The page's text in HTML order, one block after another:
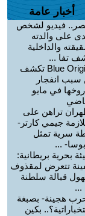
أخبار عامة
فيديو لشخص
على والدته
والداخلية
تفا ...
Blue Origin تكشف
انفجار
في مايو
تراهن على
جيمي كارتر-
سرية تمثل
...
بحرية بريطانية:
تتعرض لمقذوف
قبالة سلطنة
...
هجينة- بصبغة
بكين